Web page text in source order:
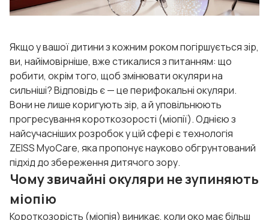
Якщо у вашої дитини з кожним роком погіршується зір,
ви, найімовірніше, вже стикалися з питанням: що
робити, окрім того, щоб змінювати окуляри на
сильніші? Відповідь є — це перифокальні окуляри.
Вони не лише коригують зір, а й уповільнюють
прогресування короткозорості (міопії). Однією з
найсучасніших розробок у цій сфері є технологія
ZEISS MyoCare, яка пропонує науково обгрунтований
підхід до збереження дитячого зору.
Чому звичайні окуляри не зупиняють
міопію
Короткозорість (міопія) виникає, коли око має більш